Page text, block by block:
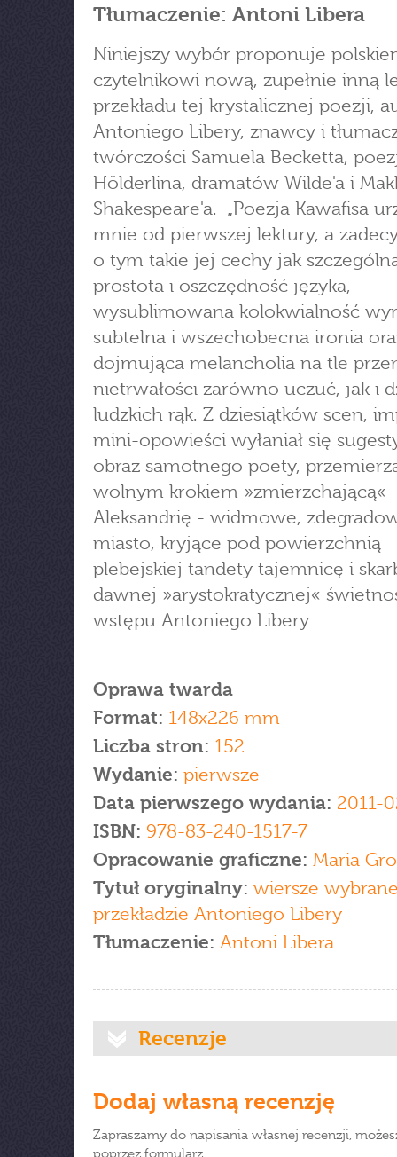
Tłumaczenie: Antoni Libera
Niniejszy wybór proponuje
czytelnikowi nową, zupełnie inną
przekładu tej krystalicznej poezji,
Antoniego Libery, znawcy i
twórczości Samuela Becketta,
Hölderlina, dramatów Wilde'a i
Shakespeare'a. „Poezja Kawafisa
mnie od pierwszej lektury, a
o tym takie jej cechy jak
prostota i oszczędność języka,
wysublimowana kolokwialność
subtelna i wszechobecna ironia
dojmująca melancholia na tle
nietrwałości zarówno uczuć, jak i
ludzkich rąk. Z dziesiątków scen,
mini-opowieści wyłaniał się
obraz samotnego poety,
wolnym krokiem »zmierzchającą«
Aleksandrię - widmowe,
miasto, kryjące pod powierzchnią
plebejskiej tandety tajemnicę i
dawnej »arystokratycznej«
wstępu Antoniego Libery
Oprawa twarda
Format: 148x226 mm
Liczba stron: 152
Wydanie: pierwsze
Data pierwszego wydania: 2011-
ISBN: 978-83-240-1517-7
Opracowanie graficzne: Maria
Tytuł oryginalny: wiersze
przekładzie Antoniego Libery
Tłumaczenie: Antoni Libera
Recenzje
Dodaj własną recenzję
Zapraszamy do napisania własnej recenzji,
poprzez formularz.